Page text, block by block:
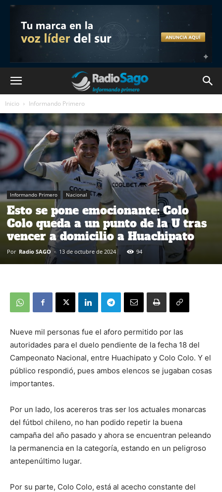
Inicio Informando Primero
Informando Primero Nacional
Esto se pone emocionante: Colo
Colo queda a un punto de la U tras
vencer a domicilio a Huachipato
Por Radio SAGO - 13 de octubre de 2024 94
Nueve mil personas fue el aforo permitido por las
autoridades para el duelo pendiente de la fecha 18 del
Campeonato Nacional, entre Huachipato y Colo Colo. Y el
público respondió, pues ambos elencos se jugaban cosas
importantes.
Por un lado, los acereros tras ser los actuales monarcas
del fútbol chileno, no han podido repetir la buena
campaña del año pasado y ahora se encuentran peleando
la permanencia en la categoría, estando en un peligroso
antepenúltimo lugar.
Por su parte, Colo Colo, está al acecho constante del